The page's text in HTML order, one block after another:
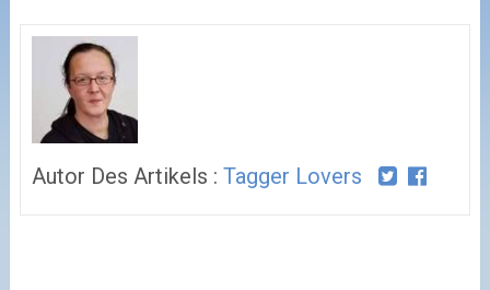
Autor Des Artikels : Tagger Lovers